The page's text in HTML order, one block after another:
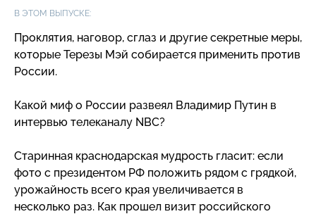
В ЭТОМ ВЫПУСКЕ:
Проклятия, наговор, сглаз и другие секретные меры,
которые Терезы Мэй собирается применить против
России.
Какой миф о России развеял Владимир Путин в
интервью телеканалу NBC?
Старинная краснодарская мудрость гласит: если
фото с президентом РФ положить рядом с грядкой,
урожайность всего края увеличивается в
несколько раз. Как прошел визит российского